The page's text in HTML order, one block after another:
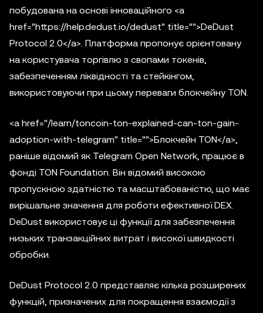
побудована на основі інноваційного <a
href="https://help.dedust.io/dedust" title="">DeDust
Protocol 2.0</a>. Платформа пропонує орієнтовану
на користувача торгівлю з свопами токенів,
забезпеченням ліквідності та стейкінгом,
використовуючи при цьому переваги блокчейну TON.
<a href="/learn/toncoin-ton-explained-can-ton-gain-
adoption-with-telegram" title="">Блокчейн TON</a>,
раніше відомий як Telegram Open Network, працює в
фонді TON Foundation. Він відомий високою
пропускною здатністю та масштабованістю, що має
вирішальне значення для роботи ефективної DEX.
DeDust використовує ці функції для забезпечення
низьких транзакційних витрат і високої швидкості
обробки.
DeDust Protocol 2.0 представляє кілька розширених
функцій, призначених для покращення взаємодії з